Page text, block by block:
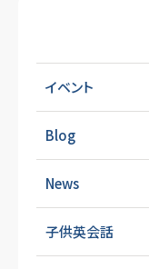
イベント
Blog
News
子供英会話